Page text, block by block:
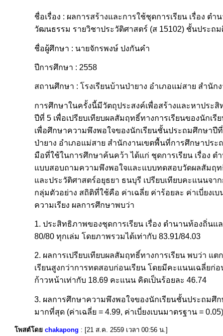
ชื่อเรื่อง : ผลการสร้างและการใช้ชุดการเรียน เรื่อง
วัฒนธรรม รายวิชาประวัติศาสตร์ (ส 15102) ชั้นประถ
ชื่อผู้ศึกษา : นายจักรพงษ์ ปงกันคำ
ปีการศึกษา : 2558
สถานศึกษา : โรงเรียนบ้านป่ายาง อำเภอแม่สาย สำนั
การศึกษาในครั้งนี้มีวัตถุประสงค์เพื่อสร้างและหาประ
ปีที่ 5 เพื่อเปรียบเทียบผลสัมฤทธิ์ทางการเรียนของนักเ
เพื่อศึกษาความพึงพอใจของนักเรียนชั้นประถมศึกษาปี
ป่ายาง อำเภอแม่สาย สำนักงานเขตพื้นที่การศึกษาประ
มือที่ใช้ในการศึกษาค้นคว้า ได้แก่ ชุดการเรียน เรื่อง
แบบสอบถามความพึงพอใจและแบบทดสอบวัดผลสัมฤท
และประวัติศาสตร์อยุธยา ธนบุรี เปรียบเทียบคะแนนจ
กลุ่มตัวอย่าง สถิติที่ใช้คือ ค่าเฉลี่ย ค่าร้อยละ ค่าเบี่ยง
ความเรียง ผลการศึกษาพบว่า
1. ประสิทธิภาพของชุดการเรียน เรื่อง ตำนานท้องถิ่น
80/80 ทุกเล่ม โดยภาพรวมได้เท่ากับ 83.91/84.03
2. ผลการเปรียบเทียบผลสัมฤทธิ์ทางการเรียน พบว่า
เรียนสูงกว่าการทดสอบก่อนเรียน โดยมีคะแนนเฉลี่ยก่
ก้าวหน้าเท่ากับ 18.69 คะแนน คิดเป็นร้อยละ 46.74
3. ผลการศึกษาความพึงพอใจของนักเรียนชั้นประถมศึ
มากที่สุด (ค่าเฉลี่ย = 4.99, ค่าเบี่ยงเบนมาตรฐาน = 0.05)
โพสต์โดย chakapong : [21 ส.ค. 2559 เวลา 00:56 น.]